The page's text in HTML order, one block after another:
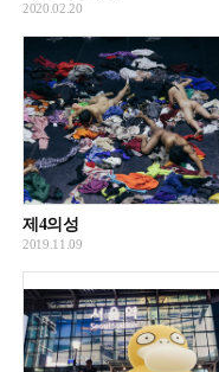
2020.02.20
제4의성
2019.11.09